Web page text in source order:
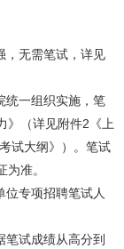
无需笔试，详见
一组织实施，笔
》（详见附件2《上
试大纲》）。笔试
准。
专项招聘笔试人
试成绩从高分到